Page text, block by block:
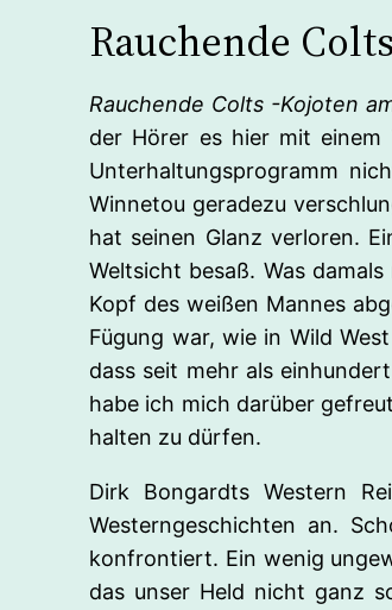
Rauchende
Rauchende Colts -Kojoten
der Hörer es hier mit einem
Unterhaltungsprogramm
Winnetou geradezu
hat seinen Glanz verloren.
Weltsicht besaß. Was
Kopf des weißen Mannes
Fügung war, wie in Wild
dass seit mehr als
habe ich mich darüber
halten zu dürfen.
Dirk Bongardts Western
Westerngeschichten an.
konfrontiert. Ein wenig
das unser Held nicht ganz